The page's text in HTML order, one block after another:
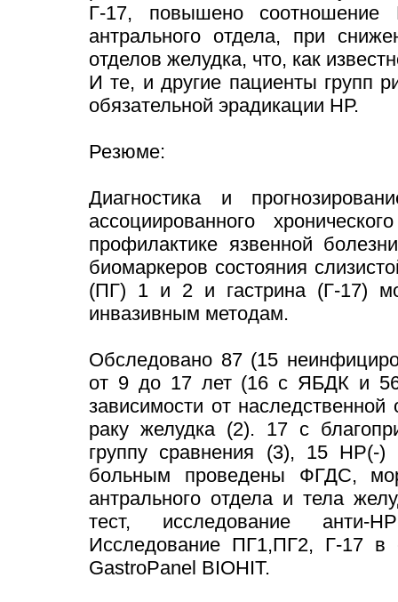
Г-17, повышено соотношение
антрального отдела, при
отделов желудка, что, как
И те, и другие пациенты групп
обязательной эрадикации НР.
Резюме:
Диагностика и
ассоциированного
профилактике язвенной
биомаркеров состояния
(ПГ) 1 и 2 и гастрина (Г-17)
инвазивным методам.
Обследовано 87 (15
от 9 до 17 лет (16 с ЯБДК и
зависимости от
раку желудка (2). 17 с
группу сравнения (3), 15 НР(-
больным проведены ФГДС,
антрального отдела и тела
тест, исследование анти-
Исследование ПГ1,ПГ2, Г-17 в
GastroPanel BIOHIT.